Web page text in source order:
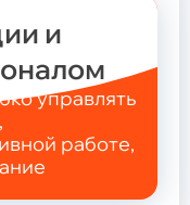
и
управлять
работе,